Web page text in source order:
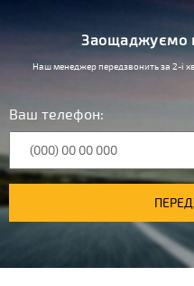
Заощаджуємо
Наш менеджер передзвонить за 2-і
Ваш телефон: